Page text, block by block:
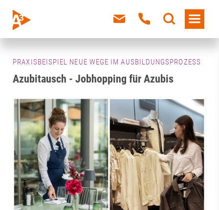
PRAXISBEISPIEL NEUE WEGE IM AUSBILDUNGSPROZESS
Azubitausch - Jobhopping für Azubis